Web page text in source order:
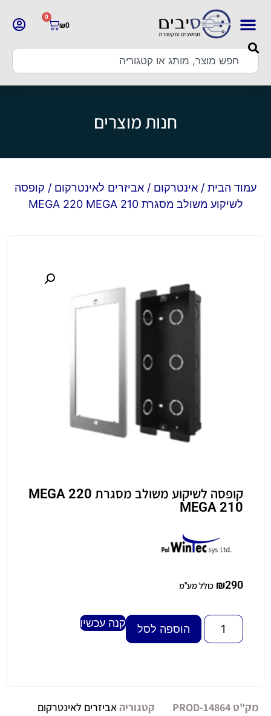
₪0
0
חנות מוצרים
עמוד הבית / אינטרקום / אביזרים לאינטרקום / קופסה
לשיקוע משולב מסגרת MEGA 220 MEGA 210
קופסה לשיקוע משולב מסגרת MEGA 220
MEGA 210
₪290 כולל מע"מ
הוספה לסל קנה עכשיו
מק"ט PROD-14864 קטגוריה אביזרים לאינטרקום